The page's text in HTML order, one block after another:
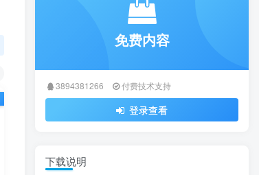
免费内容
3894381266 付费技术支持
登录查看
下载说明